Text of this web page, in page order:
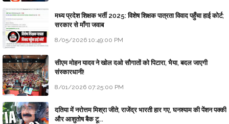
मध्य प्रदेश शिक्षक भर्ती 2025: विशेष शिक्षक पात्रता विवाद पहुँचा हाई कोर्ट;
सरकार से माँगा जवाब
8/05/2026 10:49:00 PM
सीएम मोहन यादव ने खोल दओ सौगातों को पिटारा, भैया, बदल जाएगी
संस्कारधानी!
8/01/2026 07:25:00 PM
दतिया में नरोत्तम मिश्रा जीते, राजेंद्र भारती हार गए, घनश्याम की पेंशन पक्की
और आशुतोष बैक टू...